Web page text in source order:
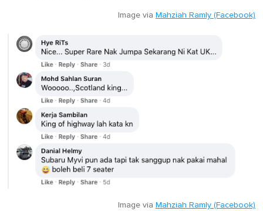
Image via Mahziah Ramly (Facebook)
Image via Mahziah Ramly (Facebook)